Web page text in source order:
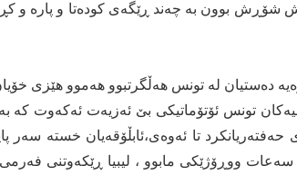
شۆڕش بوون بە چەند ڕێگەی کودەتا و پارە و
دەستیان لە تونس ھەڵگرتبوو ھەموو ھێزی خۆیان
تونس ئۆتۆماتیکی بێ ئەزیەت ئەکەوت کە
حەفتەریانکرد تا ئەوەی،ئابڵۆقەیان خستە
سەعات ووڕۆژێکی مابوو ، لیبیا ڕێکەوتنی